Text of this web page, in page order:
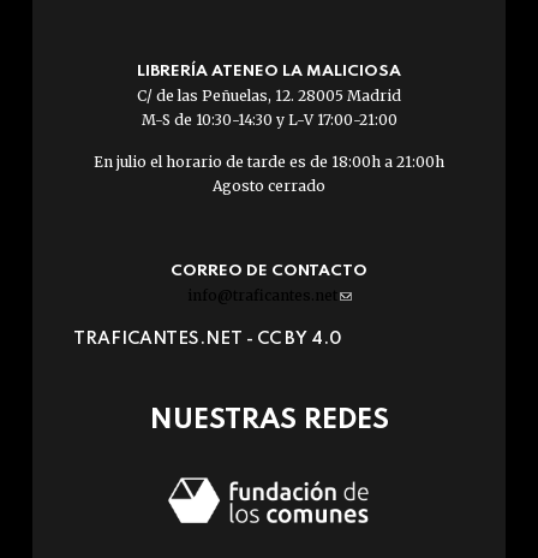
LIBRERÍA ATENEO LA MALICIOSA
C/ de las Peñuelas, 12. 28005 Madrid
M-S de 10:30-14:30 y L-V 17:00-21:00
En julio el horario de tarde es de 18:00h a 21:00h
Agosto cerrado
CORREO DE CONTACTO
info@traficantes.net (link
e-
TRAFICANTES.NET - CC BY 4.0
NUESTRAS REDES